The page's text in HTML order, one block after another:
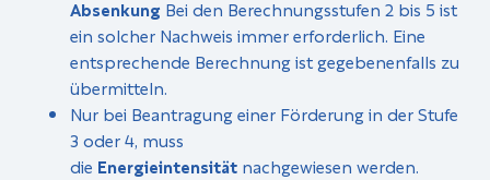
Absenkung Bei den Berechnungsstufen 2 bis 5 ist
ein solcher Nachweis immer erforderlich. Eine
entsprechende Berechnung ist gegebenenfalls zu
übermitteln.
Nur bei Beantragung einer Förderung in der Stufe
3 oder 4, muss
die Energieintensität nachgewiesen werden.